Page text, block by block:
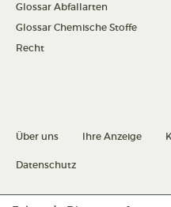
Glossar Abfallarten
Glossar Chemische Stoffe
Recht
Über uns Ihre Anzeige
Datenschutz